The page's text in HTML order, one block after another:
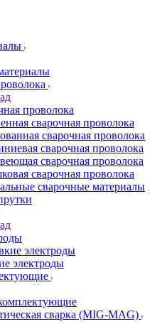
проволока
сварочная проволока
сварочная проволока
сварочная проволока
сварочная проволока
сварочная проволока
сварочные материалы
электроды
электроды
сварка (MIG-MAG)